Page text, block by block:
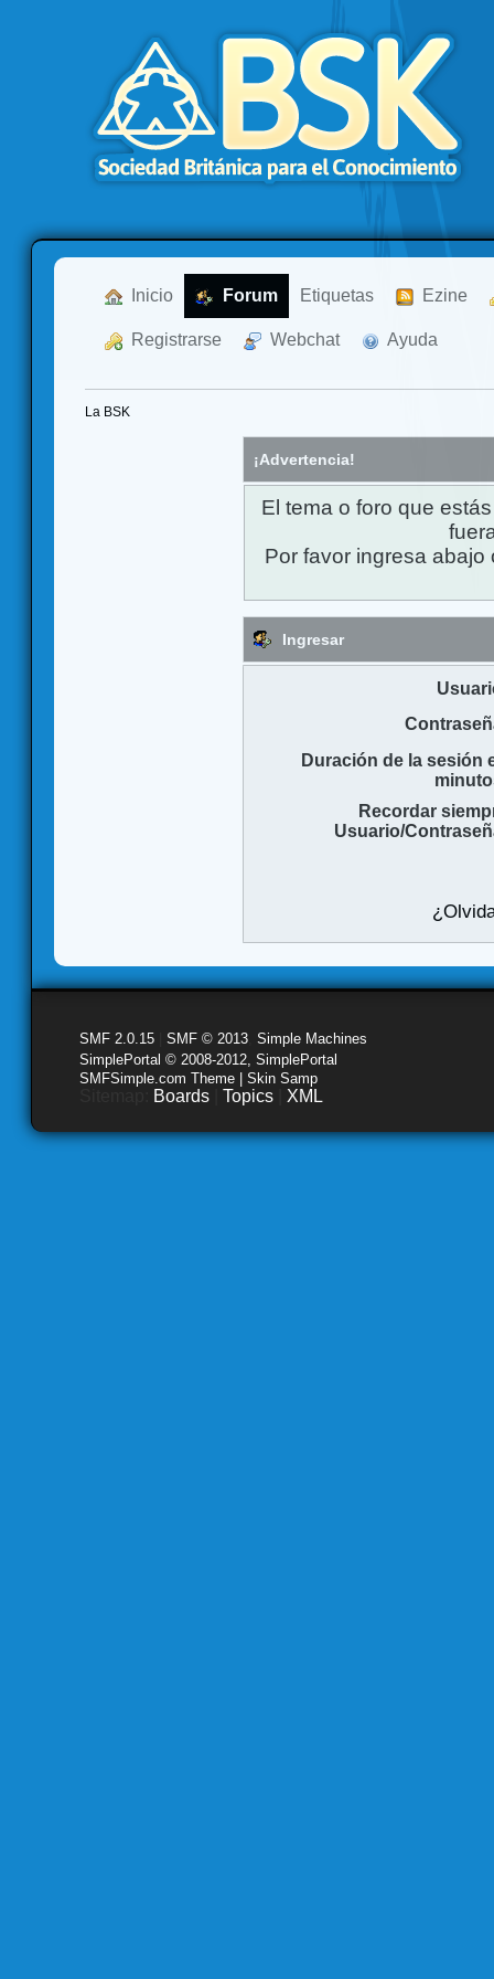
Inicio Forum Etiquetas Ezine
Registrarse Webchat Ayuda
La BSK
¡Advertencia!
El tema o foro que
Por favor ingresa
Ingresar
Duración de la sesión
Recordar
Usuario/
SMF 2.0.15 SMF © 2013 Simple Machines
SimplePortal © 2008-2012, SimplePortal
SMFSimple.com Theme | Skin Samp
Boards Topics XML